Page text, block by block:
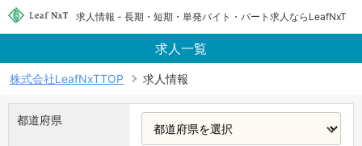
求人情報 - 長期・短期・単発バイト・パート求人ならLeafNxT
求人一覧
株式会社LeafNxTTOP 求人情報
都道府県